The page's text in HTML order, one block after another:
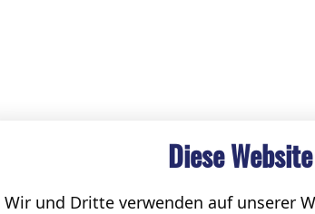
Diese
Wir und Dritte verwenden auf unserer